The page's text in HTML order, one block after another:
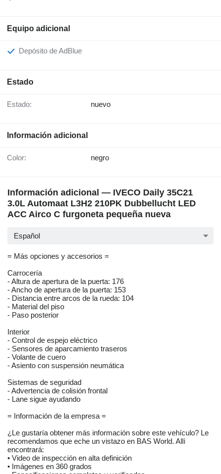
Equipo adicional
Depósito de AdBlue
Estado
Estado: nuevo
Información adicional
Color: negro
Información adicional — IVECO Daily 35C21
3.0L Automaat L3H2 210PK Dubbellucht LED
ACC Airco C furgoneta pequeña nueva
Español
= Más opciones y accesorios =
Carrocería
- Altura de apertura de la puerta: 176
- Ancho de apertura de la puerta: 153
- Distancia entre arcos de la rueda: 104
- Material del piso
- Paso posterior
Interior
- Control de espejo eléctrico
- Sensores de aparcamiento traseros
- Volante de cuero
- Asiento con suspensión neumática
Sistemas de seguridad
- Advertencia de colisión frontal
- Lane sigue ayudando
= Información de la empresa =
¿Le gustaría obtener más información sobre este vehículo? Le
recomendamos que eche un vistazo en BAS World. Allí
encontrará:
• Video de inspección en alta definición
• Imágenes en 360 grados